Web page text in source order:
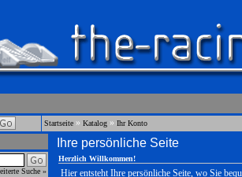
Startseite » Katalog » Ihr Konto
Suche »
Ihre persönliche Seite
Herzlich Willkommen!
Hier entsteht Ihre persönliche Seite, wo Sie